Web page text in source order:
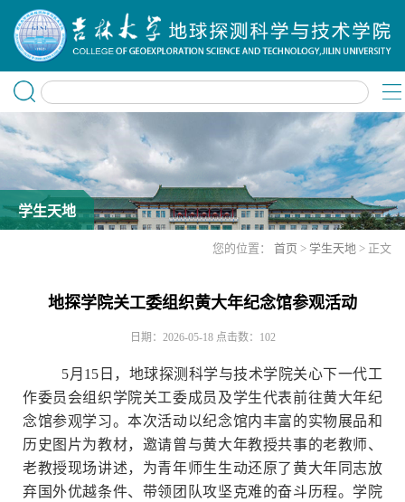
学生天地
您的位置： 首页 > 学生天地 > 正文
地探学院关工委组织黄大年纪念馆参观活动
日期：2026-05-18 点击数： 102
5月15日，地球探测科学与技术学院关心下一代工
作委员会组织学院关工委成员及学生代表前往黄大年纪
念馆参观学习。本次活动以纪念馆内丰富的实物展品和
历史图片为教材，邀请曾与黄大年教授共事的老教师、
老教授现场讲述，为青年师生生动还原了黄大年同志放
弃国外优越条件、带领团队攻坚克难的奋斗历程。学院